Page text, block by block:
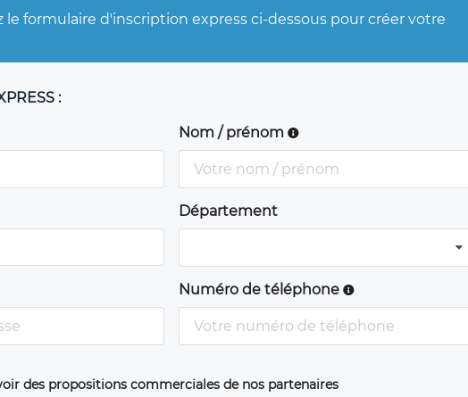
le formulaire d'inscription express ci-dessous pour créer votre
:
Nom / prénom
Département
Numéro de téléphone
des propositions commerciales de nos partenaires